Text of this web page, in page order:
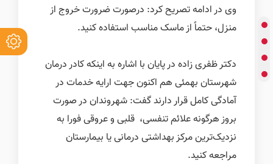
وی در ادامه تصریح کرد: درصورت ضرورت خروج از
منزل، حتماً از ماسک مناسب استفاده کنید.
دکتر ظفری زاده در پایان با اشاره به اینکه کادر درمان
شهرستان بهمئی هم اکنون جهت ارایه خدمات در
آمادگی کامل قرار دارند گفت: شهروندان در صورت
بروز هرگونه علائم تنفسی، قلبی و عروقی فورا به
نزدیک‌ترین مرکز بهداشتی درمانی یا بیمارستان
مراجعه کنید.